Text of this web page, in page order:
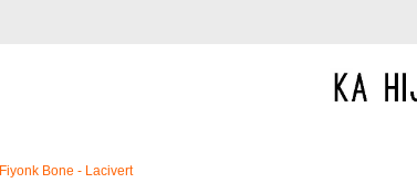
Fiyonk Bone - Lacivert